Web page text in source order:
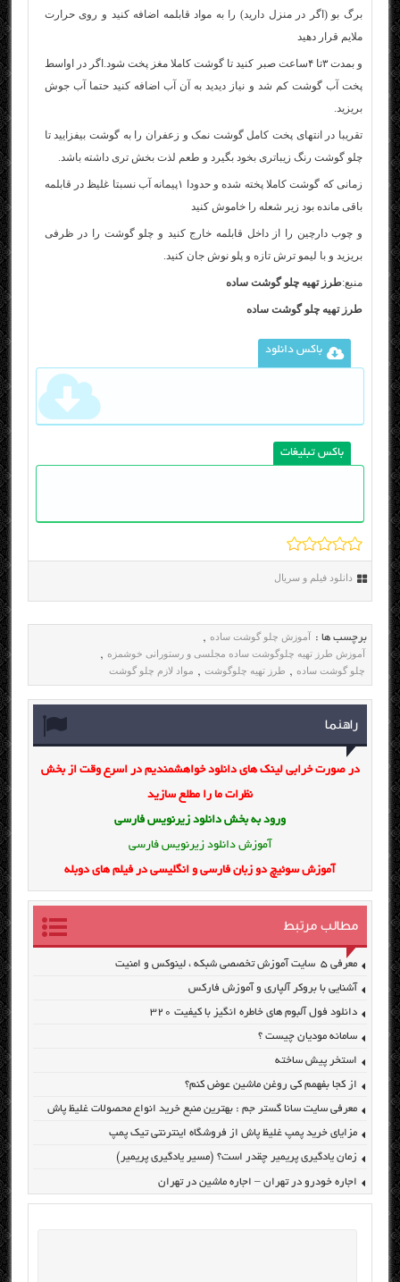
برگ بو (اگر در منزل دارید) را به مواد قابلمه اضافه کنید و روی حرارت
ملایم قرار دهید
و بمدت ۳تا ۴ساعت صبر کنید تا گوشت کاملا مغز پخت شود.اگر در اواسط
پخت آب گوشت کم شد و نیاز دیدید به آن آب اضافه کنید حتما آب جوش
بریزید.
تقریبا در انتهای پخت کامل گوشت نمک و زعفران را به گوشت بیفزایید تا
چلو گوشت رنگ زیباتری بخود بگیرد و طعم لذت بخش تری داشته باشد.
زمانی که گوشت کاملا پخته شده و حدودا ۱پیمانه آب نسبتا غلیظ در قابلمه
باقی مانده بود زیر شعله را خاموش کنید
و چوب دارچین را از داخل قابلمه خارج کنید و چلو گوشت را در ظرفی
بریزید و با لیمو ترش تازه و پلو نوش جان کنید.
منبع:طرز تهیه چلو گوشت ساده
طرز تهیه چلو گوشت ساده
باکس دانلود
باکس تبلیغات
دانلود فیلم و سریال
برچسب ها : آموزش چلو گوشت ساده ,
آموزش طرز تهیه چلوگوشت ساده مجلسی و رستورانی خوشمزه ,
چلو گوشت ساده , طرز تهیه چلوگوشت , مواد لازم چلو گوشت
راهنما
در صورت خرابی لینک های دانلود خواهشمندیم در اسرع وقت از بخش
نظرات ما را مطلع سازید
ورود به بخش دانلود زیرنویس فارسی
آموزش دانلود زیرنویس فارسی
آموزش سوئیچ دو زبان فارسی و انگلیسی در فیلم های دوبله
مطالب مرتبط
معرفی ۵ سایت آموزش تخصصی شبکه ، لینوکس و امنیت
آشنایی با بروکر آلپاری و آموزش فارکس
دانلود فول آلبوم های خاطره انگیز با کیفیت ۳۲۰
سامانه مودیان چیست ؟
استخر پیش ساخته
از کجا بفهمم کی روغن ماشین عوض کنم؟
معرفی سایت سانا گستر جم : بهترین منبع خرید انواع محصولات غلیظ پاش
مزایای خرید پمپ غلیظ پاش از فروشگاه اینترنتی تیک پمپ
زمان یادگیری پریمیر چقدر است؟ (مسیر یادگیری پریمیر)
اجاره خودرو در تهران – اجاره ماشین در تهران